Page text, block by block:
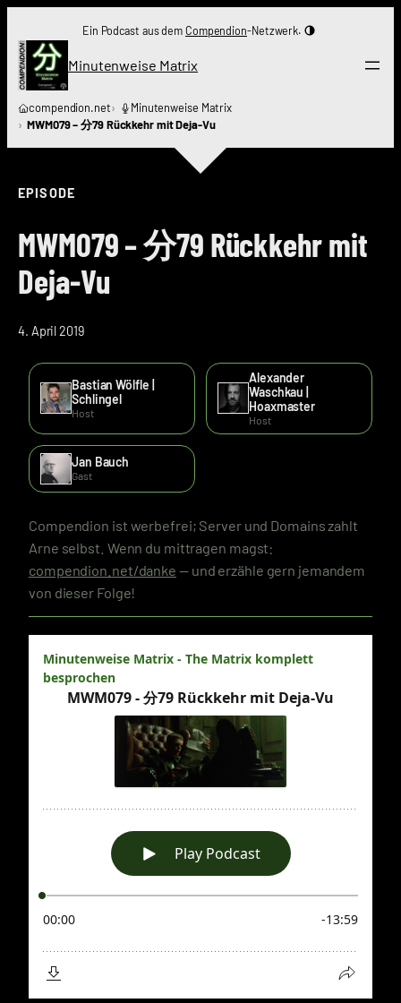
Inhalt
springen
Ein Podcast aus dem Compendion-Netzwerk.
Minutenweise Matrix
compendion.net
Minutenweise Matrix
MWM079 – 分79 Rückkehr mit Deja-Vu
EPISODE
MWM079 – 分79 Rückkehr mit
Deja-Vu
4. April 2019
Bastian Wölfle |
Schlingel
Host
Alexander
Waschkau |
Hoaxmaster
Host
Jan Bauch
Gast
Compendion ist werbefrei; Server und Domains zahlt
Arne selbst. Wenn du mittragen magst:
compendion.net/danke — und erzähle gern jemandem
von dieser Folge!